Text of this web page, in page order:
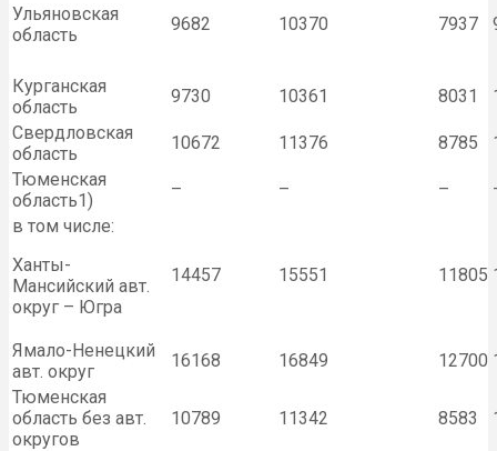
Ульяновская
область
9682 10370 7937
Курганская
область
9730 10361 8031
Свердловская
область
10672 11376 8785
Тюменская
область1)
– – –
в том числе:
Ханты-
Мансийский авт.
округ – Югра
14457 15551 11805
Ямало-Ненецкий
авт. округ
16168 16849 12700
Тюменская
область без авт.
округов
10789 11342 8583